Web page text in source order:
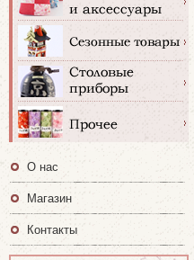
О нас
Магазин
Контакты